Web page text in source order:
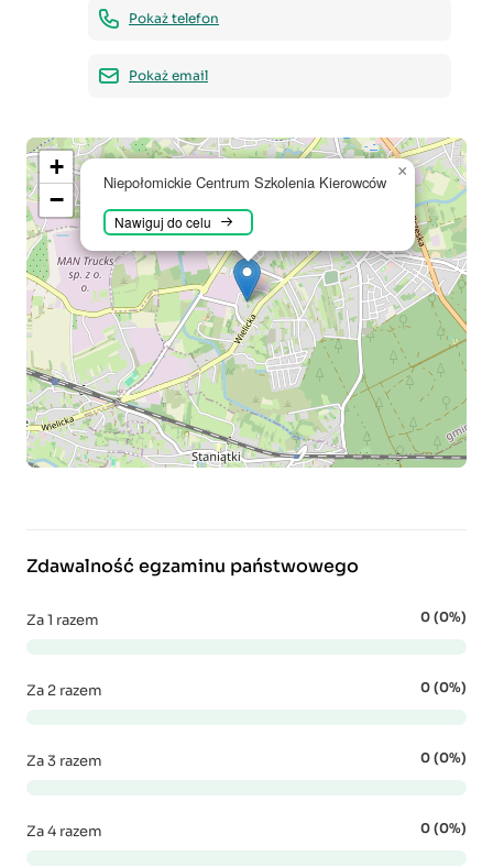
Pokaż telefon
Pokaż email
Niepołomickie Centrum Szkolenia Kierowców
Nawiguj do celu
×
+
−
Zdawalność egzaminu państwowego
Za 1 razem 0 (0%)
Za 2 razem 0 (0%)
Za 3 razem 0 (0%)
Za 4 razem 0 (0%)